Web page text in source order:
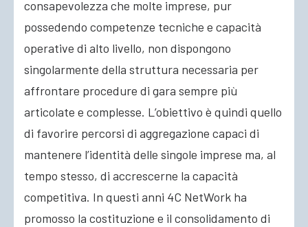
consapevolezza che molte imprese, pur
possedendo competenze tecniche e capacità
operative di alto livello, non dispongono
singolarmente della struttura necessaria per
affrontare procedure di gara sempre più
articolate e complesse. L’obiettivo è quindi quello
di favorire percorsi di aggregazione capaci di
mantenere l’identità delle singole imprese ma, al
tempo stesso, di accrescerne la capacità
competitiva. In questi anni 4C NetWork ha
promosso la costituzione e il consolidamento di